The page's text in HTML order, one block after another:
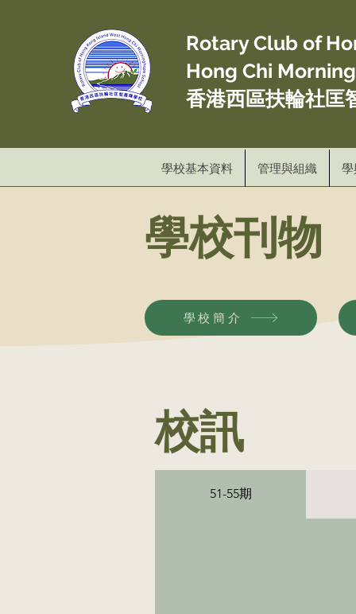
Rotary Club of
Hong Chi
香港西區扶輪社匡
學校基本資料 管理與組織
​學校刊物
學校簡介
​校訊
51-55期